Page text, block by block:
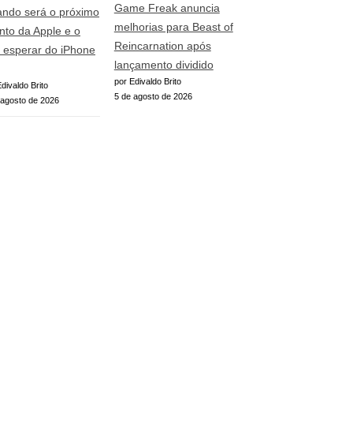
será o próximo
da Apple e o
esperar do iPhone
Brito
de 2026
Game Freak anuncia
melhorias para Beast of
Reincarnation após
lançamento dividido
por Edivaldo Brito
5 de agosto de 2026